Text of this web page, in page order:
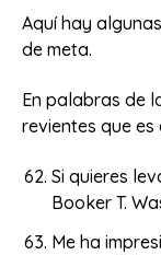
Aquí hay
de meta.
En palabras de
revientes que es
Si quieres
Booker T.
Me ha